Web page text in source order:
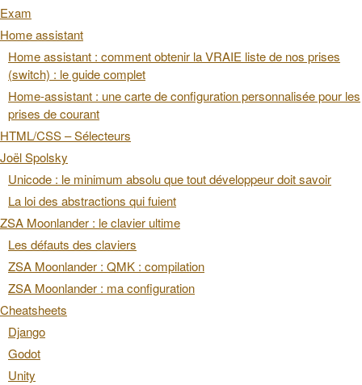
Exam
Home assistant
Home assistant : comment obtenir la VRAIE liste de nos prises
(switch) : le guide complet
Home-assistant : une carte de configuration personnalisée pour les
prises de courant
HTML/CSS – Sélecteurs
Joël Spolsky
Unicode : le minimum absolu que tout développeur doit savoir
La loi des abstractions qui fuient
ZSA Moonlander : le clavier ultime
Les défauts des claviers
ZSA Moonlander : QMK : compilation
ZSA Moonlander : ma configuration
Cheatsheets
Django
Godot
Unity